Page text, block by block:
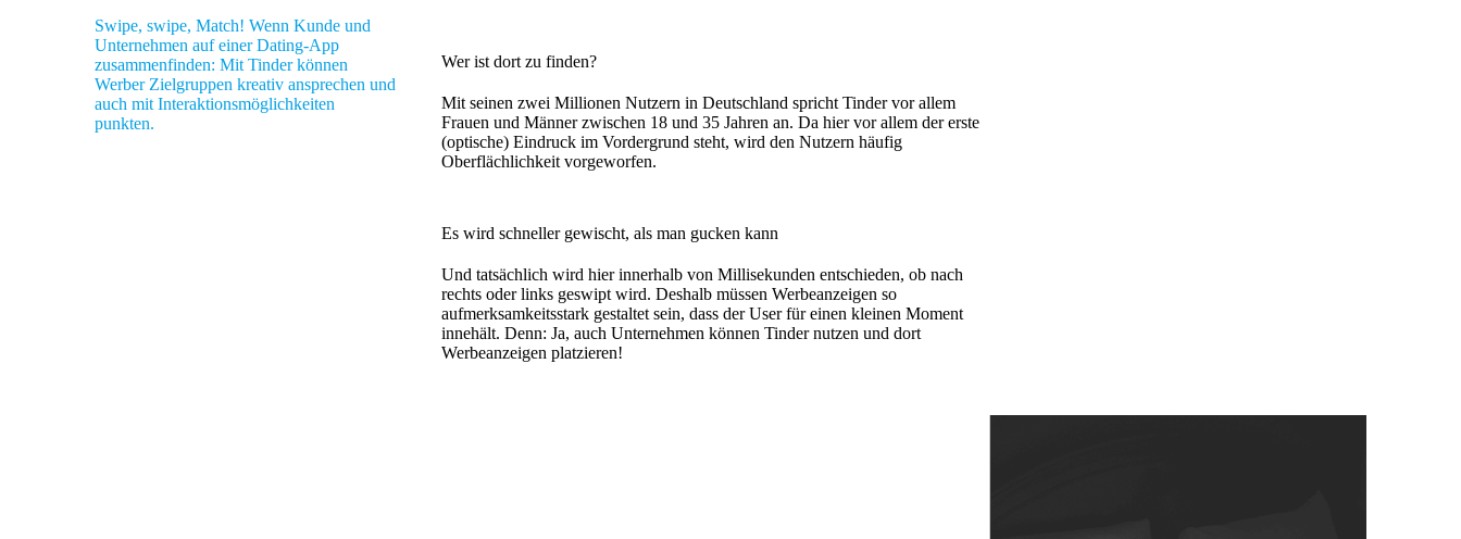
Swipe, swipe, Match! Wenn Kunde und
Unternehmen auf einer Dating-App
zusammenfinden: Mit Tinder können
Werber Zielgruppen kreativ ansprechen und
auch mit Interaktionsmöglichkeiten
punkten.
Wer ist dort zu finden?
Mit seinen zwei Millionen Nutzern in Deutschland spricht Tinder vor allem
Frauen und Männer zwischen 18 und 35 Jahren an. Da hier vor allem der erste
(optische) Eindruck im Vordergrund steht, wird den Nutzern häufig
Oberflächlichkeit vorgeworfen.
Es wird schneller gewischt, als man gucken kann
Und tatsächlich wird hier innerhalb von Millisekunden entschieden, ob nach
rechts oder links geswipt wird. Deshalb müssen Werbeanzeigen so
aufmerksamkeitsstark gestaltet sein, dass der User für einen kleinen Moment
innehält. Denn: Ja, auch Unternehmen können Tinder nutzen und dort
Werbeanzeigen platzieren!